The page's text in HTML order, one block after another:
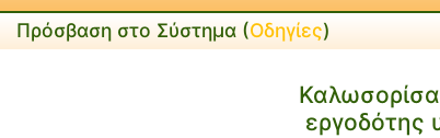
Πρόσβαση στο Σύστημα (Οδηγίες)
εργοδότης